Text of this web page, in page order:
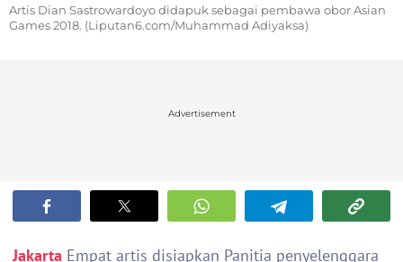
Artis Dian Sastrowardoyo didapuk sebagai pembawa obor Asian
Games 2018. (Liputan6.com/Muhammad Adiyaksa)
Advertisement
Jakarta Empat artis disiapkan Panitia penyelenggara